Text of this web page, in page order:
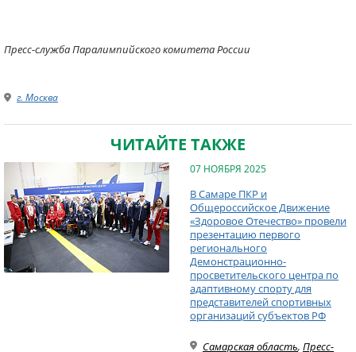
Пресс-служба Паралимпийского комитета России
г. Москва
ЧИТАЙТЕ ТАКЖЕ
07 НОЯБРЯ 2025
В Самаре ПКР и
Общероссийское Движение
«Здоровое Отечество» провели
презентацию первого
регионального
Демонстрационно-
просветительского центра по
адаптивному спорту для
представителей спортивных
организаций субъектов РФ
Самарская область, Пресс-